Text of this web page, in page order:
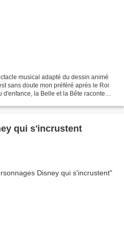
musical adapté du dessin animé
sans doute mon préféré après le Roi
d'enfance, la Belle et la Bête raconte
qui s'incrustent